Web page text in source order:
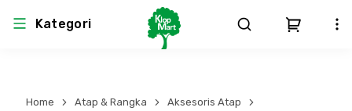
Kategori
Home Atap & Rangka Aksesoris Atap